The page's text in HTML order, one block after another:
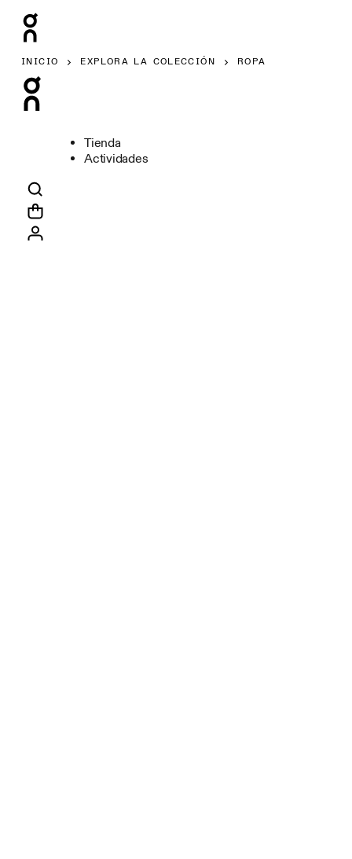
INICIO EXPLORA LA COLECCIÓN ROPA
Tienda
Actividades